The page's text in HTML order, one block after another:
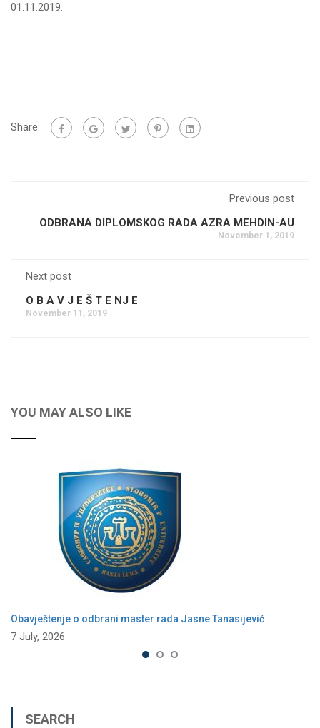
01.11.2019.
Share:
Previous post
ODBRANA DIPLOMSKOG RADA AZRA MEHDIN-AU
November 1, 2019
Next post
O B A V J E Š T E NJ E
November 11, 2019
YOU MAY ALSO LIKE
Obavještenje o odbrani master rada Jasne Tanasijević
7 July, 2026
SEARCH